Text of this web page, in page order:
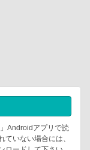
Androidアプリで読
いない場合には、